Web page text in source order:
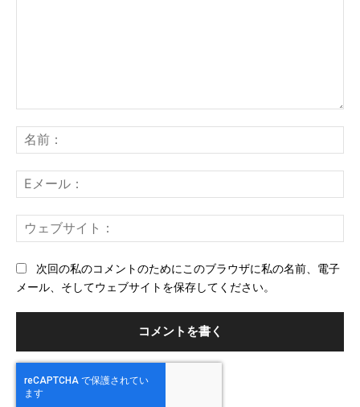
ン
ト：
前
メ
ー
ェ
次回の私のコメントのためにこのブラウザに私の名前、電子
メール、そしてウェブサイトを保存してください。